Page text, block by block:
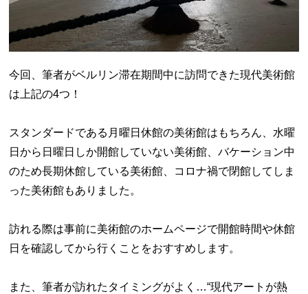
今回、筆者がベルリン滞在期間中に訪問できた現代美術館
は上記の4つ！
スタンダードである月曜日休館の美術館はもちろん、水曜
日から日曜日しか開館していない美術館、バケーション中
のため長期休館している美術館、コロナ禍で閉館してしま
った美術館もありました。
訪れる際は事前に美術館のホームページで開館時間や休館
日を確認してから行くことをおすすめします。
また、筆者が訪れたタイミングがよく…“現代アートが熱